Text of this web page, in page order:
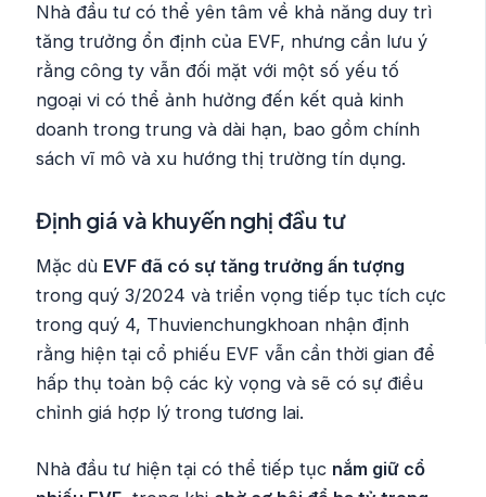
Nhà đầu tư có thể yên tâm về khả năng duy trì
tăng trưởng ổn định của EVF, nhưng cần lưu ý
rằng công ty vẫn đối mặt với một số yếu tố
ngoại vi có thể ảnh hưởng đến kết quả kinh
doanh trong trung và dài hạn, bao gồm chính
sách vĩ mô và xu hướng thị trường tín dụng.
Định giá và khuyến nghị đầu tư
Mặc dù EVF đã có sự tăng trưởng ấn tượng
trong quý 3/2024 và triển vọng tiếp tục tích cực
trong quý 4, Thuvienchungkhoan nhận định
rằng hiện tại cổ phiếu EVF vẫn cần thời gian để
hấp thụ toàn bộ các kỳ vọng và sẽ có sự điều
chỉnh giá hợp lý trong tương lai.
Nhà đầu tư hiện tại có thể tiếp tục nắm giữ cổ